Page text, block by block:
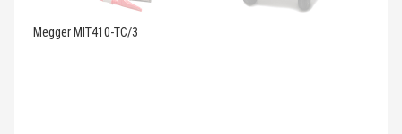
Megger MIT410-TC/3